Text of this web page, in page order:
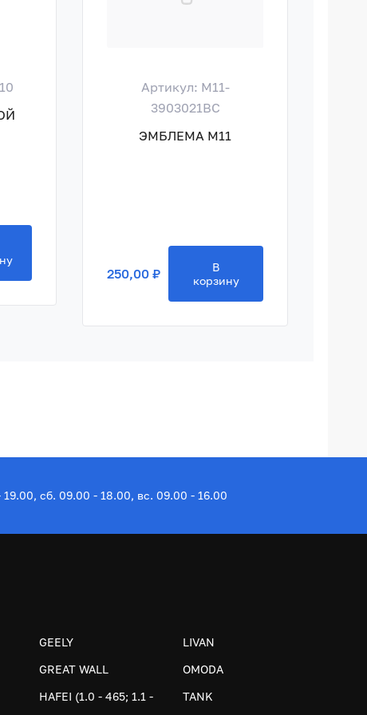
Артикул: M11-
3903021BC
ЭМБЛЕМА M11
250,00 ₽
В
корзину
19.00, сб. 09.00 - 18.00, вс. 09.00 - 16.00
GEELY
GREAT WALL
HAFEI (1.0 - 465; 1.1 -
LIVAN
OMODA
TANK